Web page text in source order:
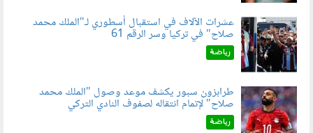
050803.jpg
عشرات الآلاف في استقبال أسطوري لـ"الملك محمد
صلاح" في تركيا وسر الرقم 61
رياضة
050801.jpg
طرابزون سبور يكشف موعد وصول "الملك محمد
صلاح" لإتمام انتقاله لصفوف النادي التركي
رياضة